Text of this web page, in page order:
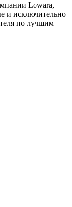
Lowara,
и исключительно
по лучшим